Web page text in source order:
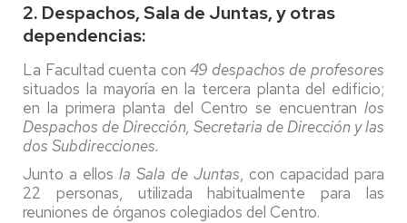
2. Despachos, Sala de Juntas, y otras
dependencias:
La Facultad cuenta con49 despachos de profesores
situados la mayoría en la tercera planta del edificio;
en la primera planta del Centro se encuentran los
Despachos de Dirección, Secretaria de Dirección y las
dos Subdirecciones.
Junto a ellos la Sala de Juntas, con capacidad para
22 personas, utilizada habitualmente para las
reuniones de órganos colegiados del Centro.